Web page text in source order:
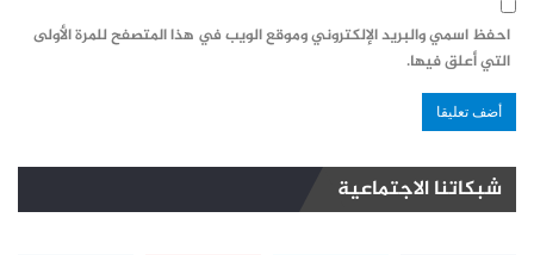
احفظ اسمي والبريد الإلكتروني وموقع الويب في هذا المتصفح للمرة الأولى
التي أعلق فيها.
شبكاتنا الاجتماعية